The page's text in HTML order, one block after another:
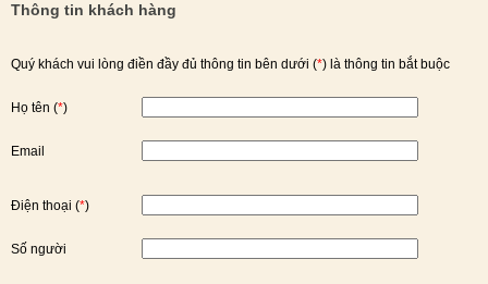
Thông tin khách hàng
Quý khách vui lòng điền đầy đủ thông tin bên dưới (*) là thông tin bắt buộc
Họ tên (*)
Email
Điện thoại (*)
Số người